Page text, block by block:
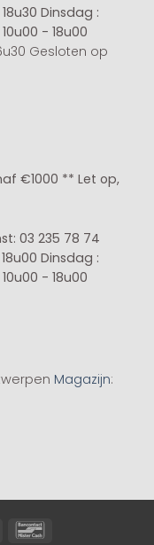
Dinsdag :
- 18u00
Gesloten op
€1000 ** Let op,
03 235 78 74
Dinsdag :
- 18u00
Magazijn:
MasterCard